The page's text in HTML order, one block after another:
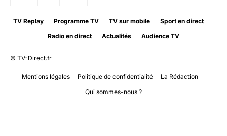
TV Replay Programme TV TV sur mobile
Sport en direct
Radio en direct
Actualités Audience TV
© TV-Direct.fr
Mentions légales Politique de confidentialité
La Rédaction
Qui sommes-nous ?